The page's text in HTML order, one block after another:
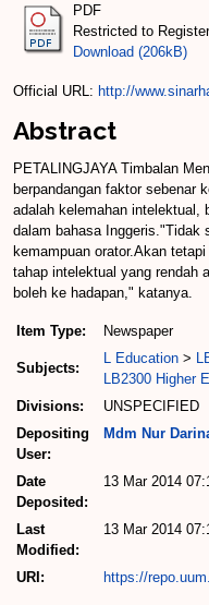
PDF
Restricted to
Download (206kB)
Official URL: http://
Abstract
PETALINGJAYA Timbalan
berpandangan faktor sebenar
adalah kelemahan intelektual,
dalam bahasa Inggeris."Tidak
kemampuan orator.Akan
tahap intelektual yang rendah
boleh ke hadapan," katanya.
Item Type: Newspaper
Subjects:
L Education >
LB2300 Higher
Divisions:
UNSPECIFIED
Depositing
User:
Mdm Nur
Date
Deposited:
13 Mar 2014
Last
Modified:
13 Mar 2014
URI: https://